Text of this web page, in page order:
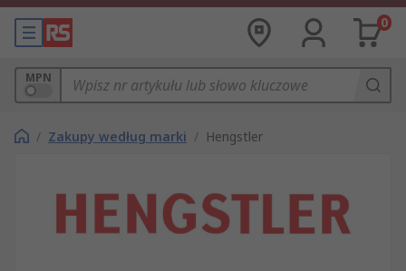
0
MPN
/ Zakupy według marki / Hengstler